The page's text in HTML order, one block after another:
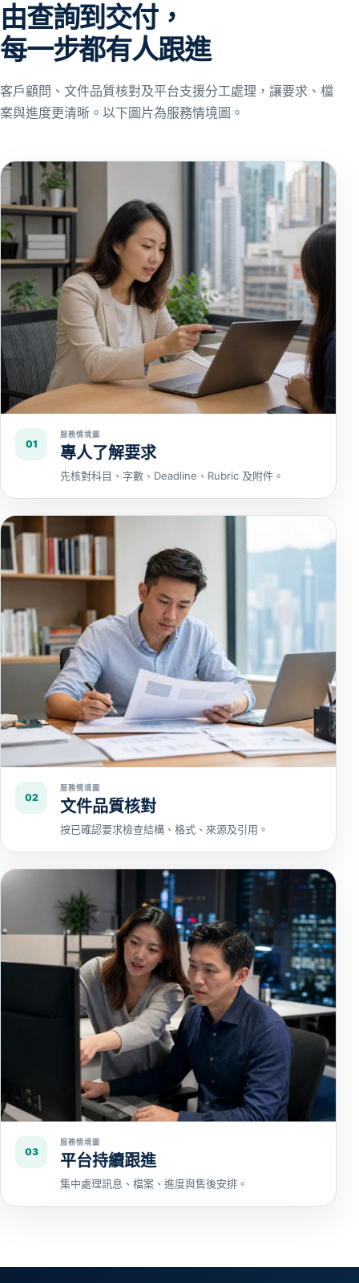
由查詢到交付，
每一步都有人跟進
客戶顧問、文件品質核對及平台支援分工處理，讓要求、檔
案與進度更清晰。以下圖片為服務情境圖。
01
服務情境圖
專人了解要求
先核對科目、字數、Deadline、Rubric 及附件。
02
服務情境圖
文件品質核對
按已確認要求檢查結構、格式、來源及引用。
03
服務情境圖
平台持續跟進
集中處理訊息、檔案、進度與售後安排。